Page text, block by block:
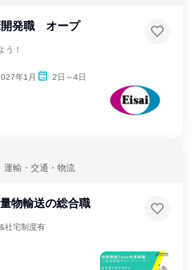
開発職 オープ
う！
年1月 2日～4日
運輸・交通・物流
物輸送の総合職
社宅制度有